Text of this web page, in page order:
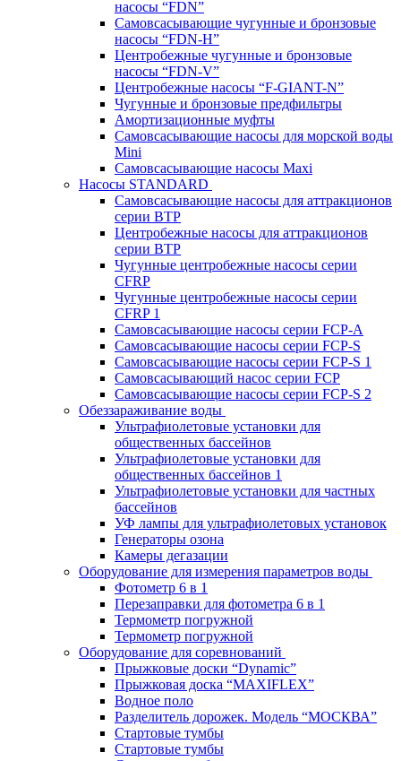
насосы “FDN”
Самовсасывающие чугунные и бронзовые
насосы “FDN-Н”
Центробежные чугунные и бронзовые
насосы “FDN-V”
Центробежные насосы “F-GIANT-N”
Чугунные и бронзовые предфильтры
Амортизационные муфты
Самовсасывающие насосы для морской воды
Mini
Самовсасывающие насосы Maxi
Насосы STANDARD
Самовсасывающие насосы для аттракционов
серии BTP
Центробежные насосы для аттракционов
серии BTP
Чугунные центробежные насосы серии
CFRP
Чугунные центробежные насосы серии
CFRP 1
Самовсасывающие насосы серии FCP-A
Самовсасывающие насосы серии FCP-S
Самовсасывающие насосы серии FCP-S 1
Самовсасывающий насос серии FCP
Самовсасывающие насосы серии FCP-S 2
Обеззараживание воды
Ультрафиолетовые установки для
общественных бассейнов
Ультрафиолетовые установки для
общественных бассейнов 1
Ультрафиолетовые установки для частных
бассейнов
УФ лампы для ультрафиолетовых установок
Генераторы озона
Камеры дегазации
Оборудование для измерения параметров воды
Фотометр 6 в 1
Перезаправки для фотометра 6 в 1
Термометр погружной
Термометр погружной
Оборудование для соревнований
Прыжковые доски “Dynamic”
Прыжковая доска “MAXIFLEX”
Водное поло
Разделитель дорожек. Модель “МОСКВА”
Стартовые тумбы
Стартовые тумбы